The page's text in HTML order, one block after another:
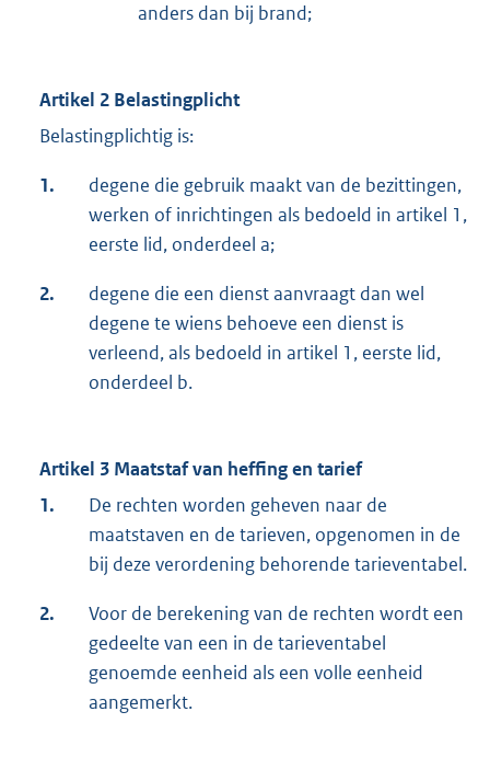
anders dan bij brand;
Artikel 2 Belastingplicht
Belastingplichtig is:
1.
degene die gebruik maakt van de bezittingen,
werken of inrichtingen als bedoeld in artikel 1,
eerste lid, onderdeel a;
2.
degene die een dienst aanvraagt dan wel
degene te wiens behoeve een dienst is
verleend, als bedoeld in artikel 1, eerste lid,
onderdeel b.
Artikel 3 Maatstaf van heffing en tarief
1.
De rechten worden geheven naar de
maatstaven en de tarieven, opgenomen in de
bij deze verordening behorende tarieventabel.
2.
Voor de berekening van de rechten wordt een
gedeelte van een in de tarieventabel
genoemde eenheid als een volle eenheid
aangemerkt.